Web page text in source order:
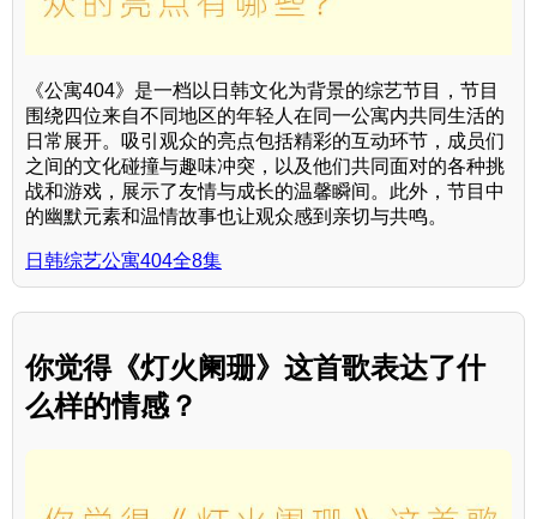
《公寓404》是一档以日韩文化为背景的综艺节目，节目
围绕四位来自不同地区的年轻人在同一公寓内共同生活的
日常展开。吸引观众的亮点包括精彩的互动环节，成员们
之间的文化碰撞与趣味冲突，以及他们共同面对的各种挑
战和游戏，展示了友情与成长的温馨瞬间。此外，节目中
的幽默元素和温情故事也让观众感到亲切与共鸣。
日韩综艺公寓404全8集
你觉得《灯火阑珊》这首歌表达了什
么样的情感？